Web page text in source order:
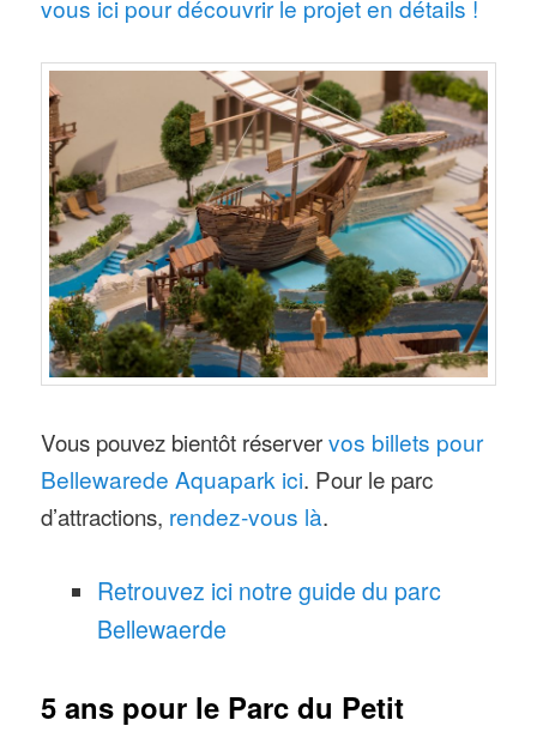
vous ici pour découvrir le projet en détails !
Vous pouvez bientôt réservervos billets pour
Bellewarede Aquapark ici. Pour le parc
d’attractions, rendez-vous là.
Retrouvez ici notre guide du parc
Bellewaerde
5 ans pour le Parc du Petit